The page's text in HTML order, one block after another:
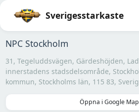
Sverigesstarkaste
NPC Stockholm
31, Tegeluddsvägen, Gärdeshöjden,
innerstadens stadsdelsområde,
kommun, Stockholms län, 115 83,
Öppna i Google